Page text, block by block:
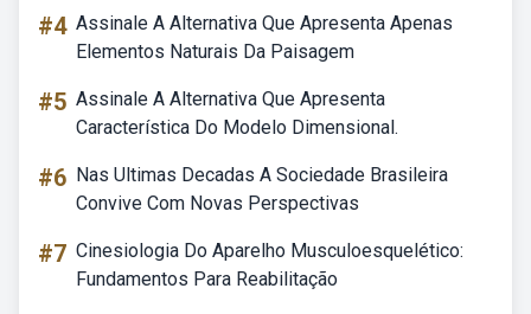
#4 Assinale A Alternativa Que Apresenta Apenas
Elementos Naturais Da Paisagem
#5 Assinale A Alternativa Que Apresenta
Característica Do Modelo Dimensional.
#6 Nas Ultimas Decadas A Sociedade Brasileira
Convive Com Novas Perspectivas
#7 Cinesiologia Do Aparelho Musculoesquelético:
Fundamentos Para Reabilitação